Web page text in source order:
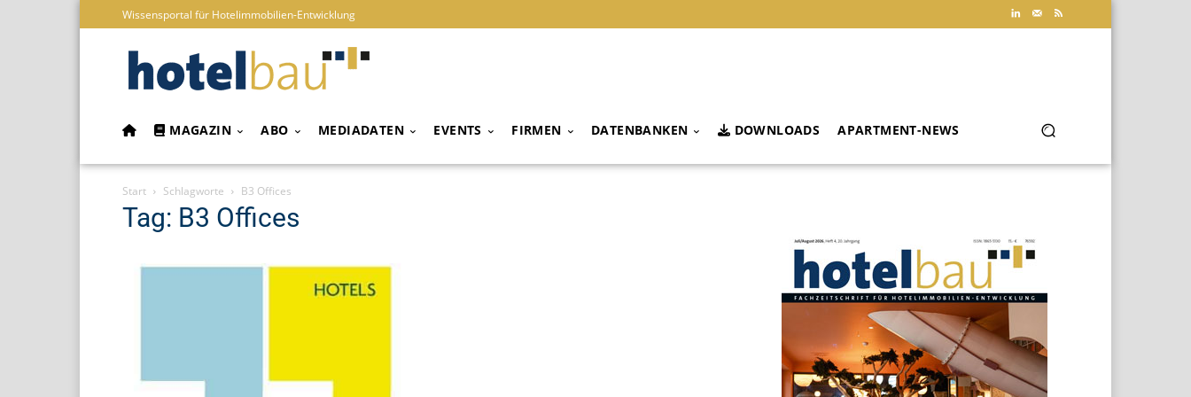
Wissensportal für Hotelimmobilien-Entwicklung
MAGAZIN ABO MEDIADATEN EVENTS FIRMEN DATENBANKEN DOWNLOADS APARTMENT-NEWS
Start Schlagworte B3 Offices
Tag: B3 Offices